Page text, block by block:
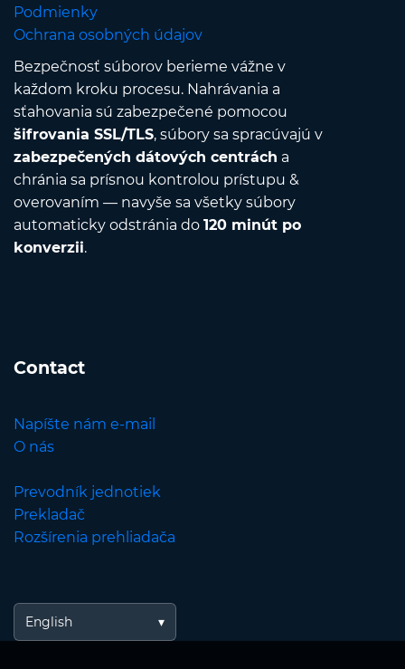
Podmienky
Ochrana osobných údajov
Bezpečnosť súborov berieme vážne v
každom kroku procesu. Nahrávania a
sťahovania sú zabezpečené pomocou
šifrovania SSL/TLS, súbory sa spracúvajú v
zabezpečených dátových centrách a
chránia sa prísnou kontrolou prístupu &
overovaním — navyše sa všetky súbory
automaticky odstránia do 120 minút po
konverzii.
Contact
Napíšte nám e-mail
O nás
Prevodník jednotiek
Prekladač
Rozšírenia prehliadača
English